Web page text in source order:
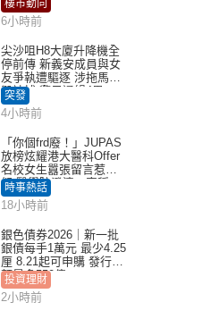
樓市動向
6小時前
尖沙咀H8大廈升降機全
停前傳 新義安成員與女
友爭執遭驅逐 涉拖馬刑
毀被捕 警另通緝4男
突發
4小時前
「你個frd廢！」JUPAS
放榜炫耀港大醫科Offer
名校女生囂張留言惹眾
怒 醫學院澄清：宣稱
「40.5分獲錄取」不符事
實｜Juicy叮
時事熱話
18小時前
銀色債券2026｜新一批
銀債每手1萬元 最少4.25
厘 8.21起可申購 發行金
額最多550億
投資理財
2小時前